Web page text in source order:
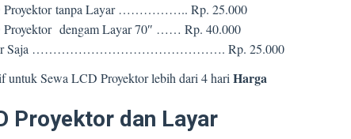
Proyektor tanpa Layar …………….. Rp. 25.000
Proyektor dengam Layar 70″ …… Rp. 40.000
Saja ………………………………………. Rp. 25.000
untuk Sewa LCD Proyektor lebih dari 4 hari Harga
Proyektor dan Layar